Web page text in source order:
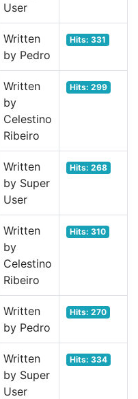
User
Written
by Pedro
Hits: 331
Written
by
Celestino
Ribeiro
Hits: 299
Written
by Super
User
Hits: 268
Written
by
Celestino
Ribeiro
Hits: 310
Written
by Pedro
Hits: 270
Written
by Super
User
Hits: 334